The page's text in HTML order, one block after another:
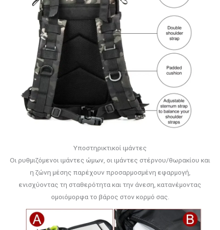
Υποστηρικτικοί ιμάντες
Οι ρυθμιζόμενοι ιμάντες ώμων, οι ιμάντες στέρνου/θωρακίου και
η ζώνη μέσης παρέχουν προσαρμοσμένη εφαρμογή,
ενισχύοντας τη σταθερότητα και την άνεση, κατανέμοντας
ομοιόμορφα το βάρος στον κορμό σας.